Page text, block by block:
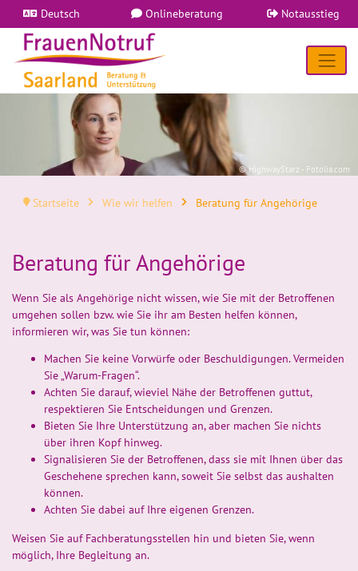
Deutsch Onlineberatung Notausstieg
© HighwayStarz - Fotolia.com
Startseite Wie wir helfen Beratung für Angehörige
Beratung für Angehörige
Wenn Sie als Angehörige nicht wissen, wie Sie mit der Betroffenen
umgehen sollen bzw. wie Sie ihr am Besten helfen können,
informieren wir, was Sie tun können:
Machen Sie keine Vorwürfe oder Beschuldigungen. Vermeiden
Sie „Warum-Fragen“.
Achten Sie darauf, wieviel Nähe der Betroffenen guttut,
respektieren Sie Entscheidungen und Grenzen.
Bieten Sie Ihre Unterstützung an, aber machen Sie nichts
über ihren Kopf hinweg.
Signalisieren Sie der Betroffenen, dass sie mit Ihnen über das
Geschehene sprechen kann, soweit Sie selbst das aushalten
können.
Achten Sie dabei auf Ihre eigenen Grenzen.
Weisen Sie auf Fachberatungsstellen hin und bieten Sie, wenn
möglich, Ihre Begleitung an.